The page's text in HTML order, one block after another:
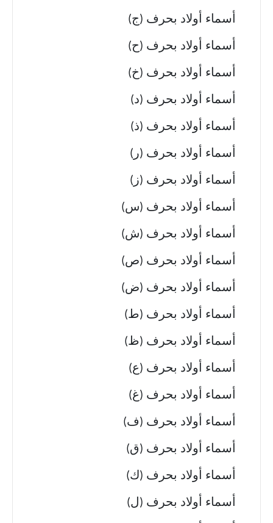
أسماء أولاد بحرف (ج)
أسماء أولاد بحرف (ح)
أسماء أولاد بحرف (خ)
أسماء أولاد بحرف (د)
أسماء أولاد بحرف (ذ)
أسماء أولاد بحرف (ر)
أسماء أولاد بحرف (ز)
أسماء أولاد بحرف (س)
أسماء أولاد بحرف (ش)
أسماء أولاد بحرف (ص)
أسماء أولاد بحرف (ض)
أسماء أولاد بحرف (ط)
أسماء أولاد بحرف (ظ)
أسماء أولاد بحرف (ع)
أسماء أولاد بحرف (غ)
أسماء أولاد بحرف (ف)
أسماء أولاد بحرف (ق)
أسماء أولاد بحرف (ك)
أسماء أولاد بحرف (ل)